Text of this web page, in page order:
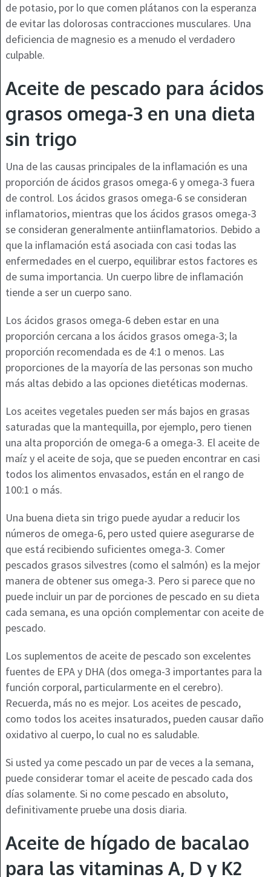
de potasio, por lo que comen plátanos con la esperanza
de evitar las dolorosas contracciones musculares. Una
deficiencia de magnesio es a menudo el verdadero
culpable.
Aceite de pescado para ácidos
grasos omega-3 en una dieta
sin trigo
Una de las causas principales de la inflamación es una
proporción de ácidos grasos omega-6 y omega-3 fuera
de control. Los ácidos grasos omega-6 se consideran
inflamatorios, mientras que los ácidos grasos omega-3
se consideran generalmente antiinflamatorios. Debido a
que la inflamación está asociada con casi todas las
enfermedades en el cuerpo, equilibrar estos factores es
de suma importancia. Un cuerpo libre de inflamación
tiende a ser un cuerpo sano.
Los ácidos grasos omega-6 deben estar en una
proporción cercana a los ácidos grasos omega-3; la
proporción recomendada es de 4:1 o menos. Las
proporciones de la mayoría de las personas son mucho
más altas debido a las opciones dietéticas modernas.
Los aceites vegetales pueden ser más bajos en grasas
saturadas que la mantequilla, por ejemplo, pero tienen
una alta proporción de omega-6 a omega-3. El aceite de
maíz y el aceite de soja, que se pueden encontrar en casi
todos los alimentos envasados, están en el rango de
100:1 o más.
Una buena dieta sin trigo puede ayudar a reducir los
números de omega-6, pero usted quiere asegurarse de
que está recibiendo suficientes omega-3. Comer
pescados grasos silvestres (como el salmón) es la mejor
manera de obtener sus omega-3. Pero si parece que no
puede incluir un par de porciones de pescado en su dieta
cada semana, es una opción complementar con aceite de
pescado.
Los suplementos de aceite de pescado son excelentes
fuentes de EPA y DHA (dos omega-3 importantes para la
función corporal, particularmente en el cerebro).
Recuerda, más no es mejor. Los aceites de pescado,
como todos los aceites insaturados, pueden causar daño
oxidativo al cuerpo, lo cual no es saludable.
Si usted ya come pescado un par de veces a la semana,
puede considerar tomar el aceite de pescado cada dos
días solamente. Si no come pescado en absoluto,
definitivamente pruebe una dosis diaria.
Aceite de hígado de bacalao
para las vitaminas A, D y K2